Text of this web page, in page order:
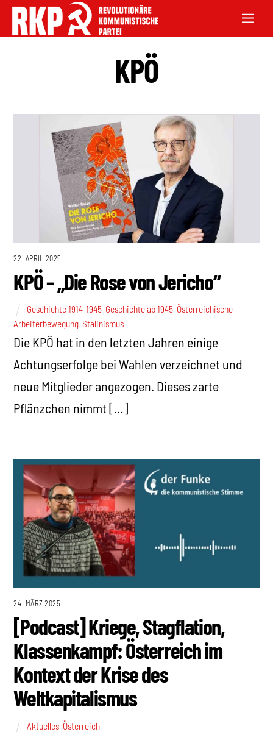
KPÖ
22. APRIL 2025
KPÖ – „Die Rose von Jericho“
Geschichte 1914-1945 Geschichte ab 1945 Österreichische
Arbeiterbewegung ,Stalinismus
Die KPÖ hat in den letzten Jahren einige
Achtungserfolge bei Wahlen verzeichnet und
neue Mitglieder angezogen. Dieses zarte
Pflänzchen nimmt […]
24. MÄRZ 2025
[Podcast] Kriege, Stagflation,
Klassenkampf: Österreich im
Kontext der Krise des
Weltkapitalismus
Aktuelles Österreich